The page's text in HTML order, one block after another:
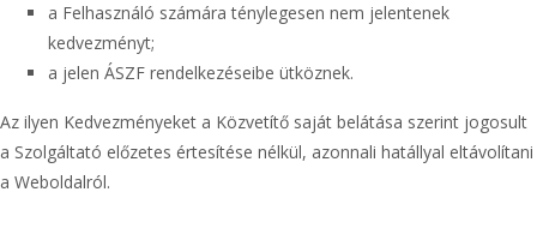
a Felhasználó számára ténylegesen nem jelentenek
kedvezményt;
a jelen ÁSZF rendelkezéseibe ütköznek.
Az ilyen Kedvezményeket a Közvetítő saját belátása szerint jogosult
a Szolgáltató előzetes értesítése nélkül, azonnali hatállyal eltávolítani
a Weboldalról.